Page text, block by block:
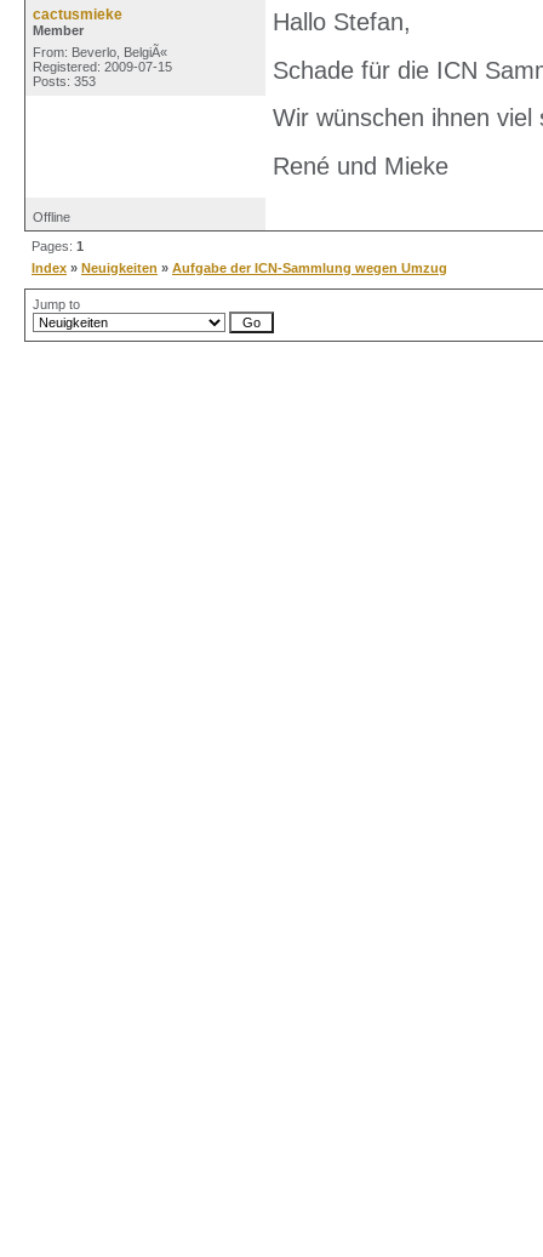
cactusmieke
Member
From: Beverlo, BelgiÃ«
Registered: 2009-07-15
Posts: 353
Hallo Stefan,
Schade für die ICN
Wir wünschen ihnen
René und Mieke
Offline
Pages: 1
Index » Neuigkeiten » Aufgabe der ICN-Sammlung wegen Umzug
Jump to